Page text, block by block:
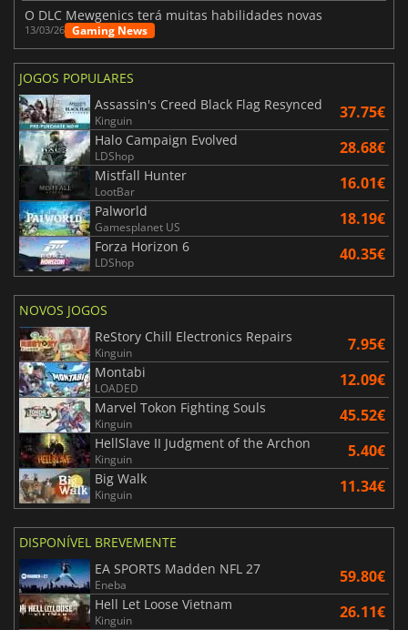
O DLC Mewgenics terá muitas habilidades novas
13/03/26 Gaming News
JOGOS POPULARES
Assassin's Creed Black Flag Resynced
Kinguin 37.75€
Halo Campaign Evolved
LDShop 28.68€
Mistfall Hunter
LootBar 16.01€
Palworld
Gamesplanet US 18.19€
Forza Horizon 6
LDShop 40.35€
NOVOS JOGOS
ReStory Chill Electronics Repairs
Kinguin 7.95€
Montabi
LOADED 12.09€
Marvel Tokon Fighting Souls
Kinguin 45.52€
HellSlave II Judgment of the Archon
Kinguin 5.40€
Big Walk
Kinguin 11.34€
DISPONÍVEL BREVEMENTE
EA SPORTS Madden NFL 27
Eneba 59.80€
Hell Let Loose Vietnam
Kinguin 26.11€